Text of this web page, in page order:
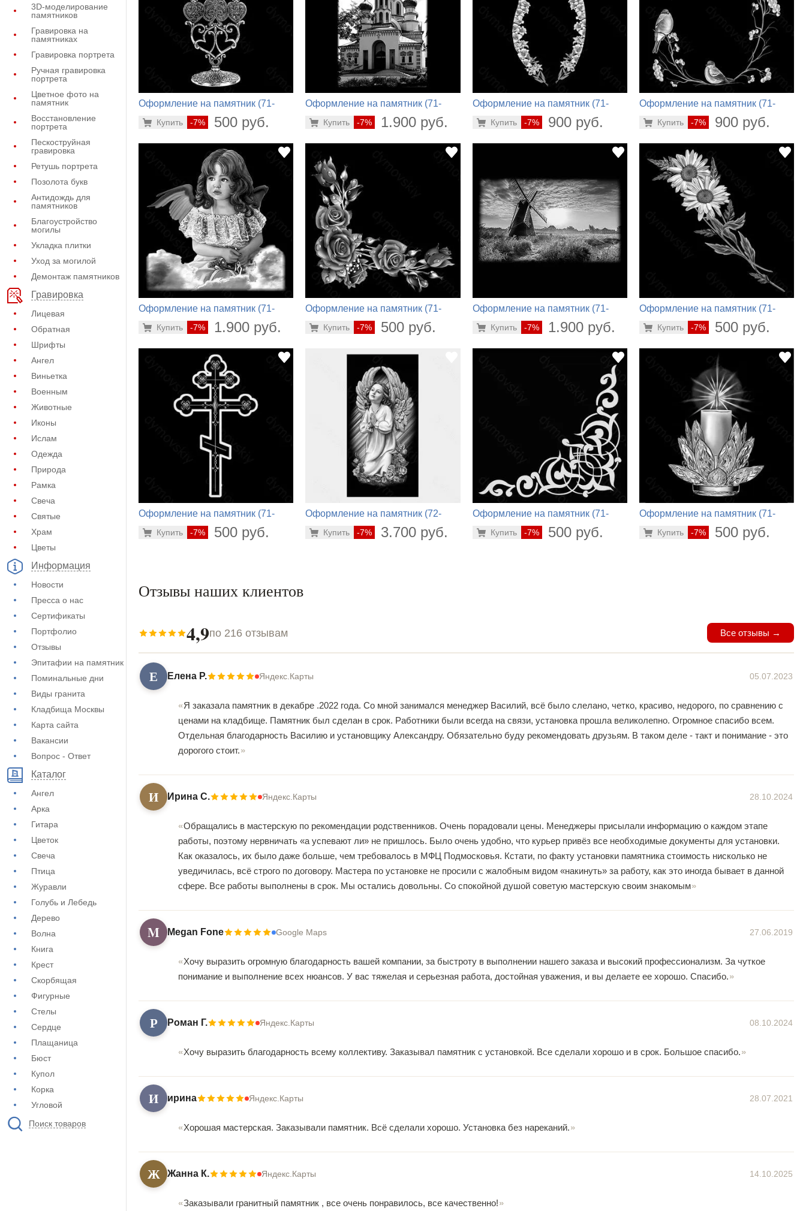
3D-моделирование
памятников
Гравировка на
памятниках
Гравировка портрета
Ручная гравировка
портрета
Цветное фото на
памятник
Восстановление
портрета
Пескоструйная
гравировка
Ретушь портрета
Позолота букв
Антидождь для
памятников
Благоустройство
могилы
Укладка плитки
Уход за могилой
Демонтаж памятников
Гравировка
Лицевая
Обратная
Шрифты
Ангел
Виньетка
Военным
Животные
Иконы
Ислам
Одежда
Природа
Рамка
Свеча
Святые
Храм
Цветы
Информация
Новости
Пресса о нас
Сертификаты
Портфолио
Отзывы
Эпитафии на памятник
Поминальные дни
Виды гранита
Кладбища Москвы
Карта сайта
Вакансии
Вопрос - Ответ
Каталог
Ангел
Арка
Гитара
Цветок
Свеча
Птица
Журавли
Голубь и Лебедь
Дерево
Волна
Книга
Крест
Скорбящая
Фигурные
Стелы
Сердце
Плащаница
Бюст
Купол
Корка
Угловой
Поиск товаров
Оформление на памятник (71-
-7% 500 руб.
Купить
Оформление на памятник (71-
-7% 1.900 руб.
Купить
Оформление на памятник (71-
-7% 900 руб.
Купить
Оформление на памятник (71-
-7% 900 руб.
Купить
Оформление на памятник (71-
-7% 1.900 руб.
Купить
Оформление на памятник (71-
-7% 500 руб.
Купить
Оформление на памятник (71-
-7% 1.900 руб.
Купить
Оформление на памятник (71-
-7% 500 руб.
Купить
Оформление на памятник (71-
-7% 500 руб.
Купить
Оформление на памятник (72-
-7% 3.700 руб.
Купить
Оформление на памятник (71-
-7% 500 руб.
Купить
Оформление на памятник (71-
-7% 500 руб.
Купить
Отзывы наших клиентов
4,9по 216 отзывам Все отзывы →
Е Елена Р. Яндекс.Карты 05.07.2023
Я заказала памятник в декабре .2022 года. Со мной занимался менеджер Василий, всё было слелано, четко, красиво, недорого, по сравнению с
ценами на кладбище. Памятник был сделан в срок. Работники были всегда на связи, установка прошла великолепно. Огромное спасибо всем.
Отдельная благодарность Василию и установщику Александру. Обязательно буду рекомендовать друзьям. В таком деле - такт и понимание - это
дорогого стоит.
И Ирина С. Яндекс.Карты 28.10.2024
Обращались в мастерскую по рекомендации родственников. Очень порадовали цены. Менеджеры присылали информацию о каждом этапе
работы, поэтому нервничать «а успевают ли» не пришлось. Было очень удобно, что курьер привёз все необходимые документы для установки.
Как оказалось, их было даже больше, чем требовалось в МФЦ Подмосковья. Кстати, по факту установки памятника стоимость нисколько не
уведичилась, всё строго по договору. Мастера по установке не просили с жалобным видом «накинуть» за работу, как это иногда бывает в данной
сфере. Все работы выполнены в срок. Мы остались довольны. Со спокойной душой советую мастерскую своим знакомым
M Megan Fone Google Maps 27.06.2019
Хочу выразить огромную благодарность вашей компании, за быстроту в выполнении нашего заказа и высокий профессионализм. За чуткое
понимание и выполнение всех нюансов. У вас тяжелая и серьезная работа, достойная уважения, и вы делаете ее хорошо. Спасибо.
Р Роман Г. Яндекс.Карты 08.10.2024
Хочу выразить благодарность всему коллективу. Заказывал памятник с установкой. Все сделали хорошо и в срок. Большое спасибо.
И ирина Яндекс.Карты 28.07.2021
Хорошая мастерская. Заказывали памятник. Всё сделали хорошо. Установка без нареканий.
Ж Жанна К. Яндекс.Карты 14.10.2025
Заказывали гранитный памятник , все очень понравилось, все качественно!